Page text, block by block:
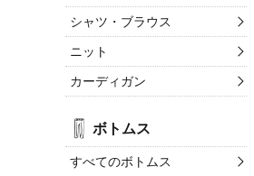
シャツ・ブラウス
ニット
カーディガン
ボトムス
すべてのボトムス